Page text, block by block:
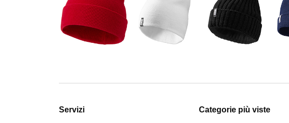
Servizi Categorie più viste